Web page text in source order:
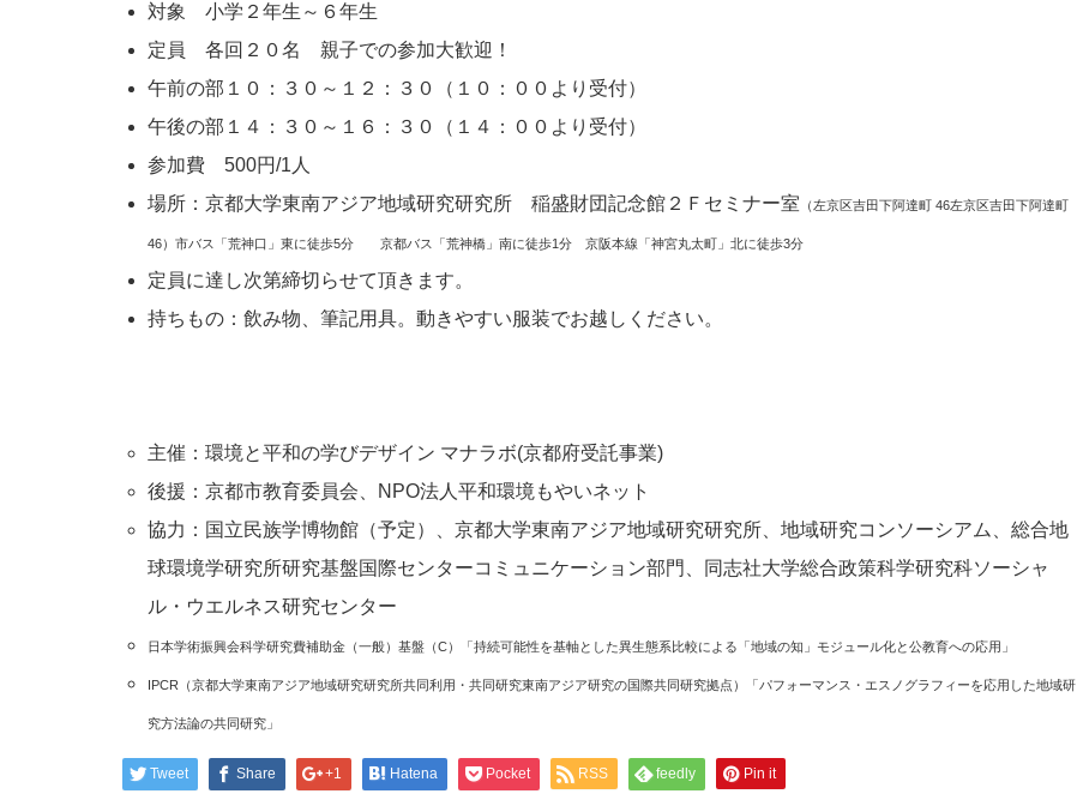
対象 小学２年生～６年生
定員 各回２０名 親子での参加大歓迎！
午前の部１０：３０～１２：３０（１０：００より受付）
午後の部１４：３０～１６：３０（１４：００より受付）
参加費 500円/1人
場所：京都大学東南アジア地域研究研究所 稲盛財団記念館２Ｆセミナー室 （左京区吉田下阿達町 46左京区吉田下阿達町
46）市バス「荒神口」東に徒歩5分 京都バス「荒神橋」南に徒歩1分 京阪本線「神宮丸太町」北に徒歩3分
定員に達し次第締切らせて頂きます。
持ちもの：飲み物、筆記用具。動きやすい服装でお越しください。
主催：環境と平和の学びデザイン マナラボ(京都府受託事業)
後援：京都市教育委員会、NPO法人平和環境もやいネット
協力：国立民族学博物館（予定）、京都大学東南アジア地域研究研究所、地域研究コンソーシアム、総合地
球環境学研究所研究基盤国際センターコミュニケーション部門、同志社大学総合政策科学研究科ソーシャ
ル・ウエルネス研究センター
日本学術振興会科学研究費補助金（一般）基盤（C）「持続可能性を基軸とした異生態系比較による「地域の知」モジュール化と公教育への応用」
IPCR（京都大学東南アジア地域研究研究所共同利用・共同研究東南アジア研究の国際共同研究拠点）「パフォーマンス・エスノグラフィーを応用した地域研
究方法論の共同研究」
Tweet Share +1 Hatena Pocket RSS feedly Pin it